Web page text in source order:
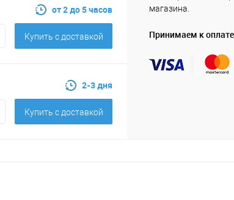
от 2 до 5 часов
Купить c доставкой
2-3 дня
Купить c доставкой
магазина.
Принимаем к оплате